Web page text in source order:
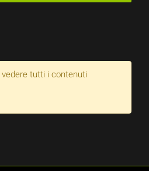
tutti i contenuti